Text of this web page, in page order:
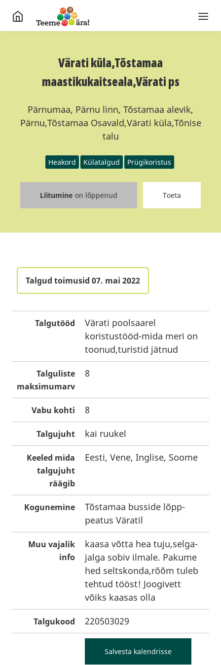
Värati küla,Tõstamaa
maastikukaitseala,Värati ps
Pärnumaa, Pärnu linn, Tõstamaa alevik,
Pärnu,Tõstamaa Osavald,Värati küla,Tõnise
talu
Heakord Külatalgud Prügikoristus
Liitumine on lõppenud Toeta
Talgud toimusid 07. mai 2022
Talgutööd
Värati poolsaarel
koristustööd-mida meri on
toonud,turistid jätnud
Talguliste
maksimumarv
8
Vabu kohti 8
Talgujuht kai ruukel
Keeled mida
talgujuht
räägib
Eesti, Vene, Inglise, Soome
Kogunemine
Tõstamaa busside lõpp-
peatus Väratil
Muu vajalik
info
kaasa võtta hea tuju,selga-
jalga sobiv ilmale. Pakume
hed seltskonda,rõõm tuleb
tehtud tööst! Joogivett
võiks kaasas olla
Talgukood 220503029
Salvesta kalendrisse